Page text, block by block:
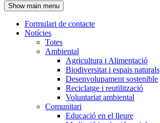
l'encapçalament
Show main menu
Navegació
principal
Formulari de contacte
Notícies
Totes
Ambiental
Agricultura i Alimentació
Biodiversitat i espais naturals
Desenvolupament sostenible
Reciclatge i reutilització
Voluntariat ambiental
Comunitari
Educació en el lleure